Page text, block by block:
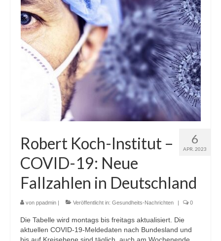
6
APR. 2023
Robert Koch-Institut –
COVID-19: Neue
Fallzahlen in Deutschland
von ppadmin Veröffentlicht in: Gesundheits-Nachrichten 0
Die Tabelle wird montags bis freitags aktualisiert. Die
aktuellen COVID-19-Meldedaten nach Bundesland und